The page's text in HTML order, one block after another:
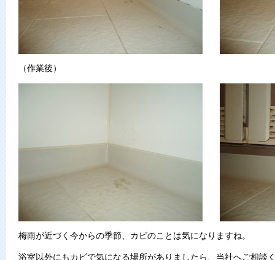
（作業後）
梅雨が近づく今からの季節、カビのことは気になりますね。
浴室以外にもカビで気になる場所がありましたら、当社へご相談